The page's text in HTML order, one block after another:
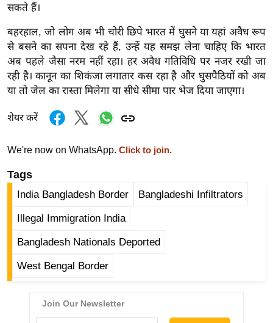
k
n
g
N
e
s
इ
फ
स्टा
इ
ल
टे
लॉ
सकते हैं।
बहरहाल, जो लोग अब भी चोरी छिपे भारत में घुसने या यहां अवैध रूप
से बसने का सपना देख रहे हैं, उन्हें यह समझ लेना चाहिए कि भारत
अब पहले जैसा नरम नहीं रहा। हर अवैध गतिविधि पर नजर रखी जा
रही है। कानून का शिकंजा लगातार कस रहा है और घुसपैठियों को अब
या तो जेल का रास्ता मिलेगा या सीधे सीमा पार भेज दिया जाएगा।
शेयर करें
We're now on WhatsApp. Click to join.
Tags
India Bangladesh Border Bangladeshi Infiltrators
Illegal Immigration India
Bangladesh Nationals Deported
West Bengal Border